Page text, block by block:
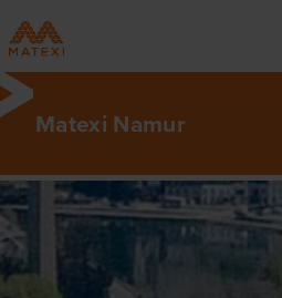
Matexi Namur